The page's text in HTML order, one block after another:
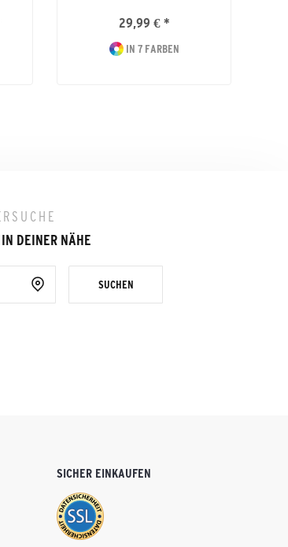
29,99 € *
IN 7 FARBEN
DEINER NÄHE
SUCHEN
SICHER EINKAUFEN